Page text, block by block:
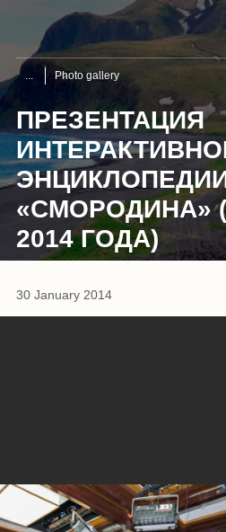
Photo gallery
ПРЕЗЕНТАЦИЯ
«СМОРОДИНА»
2014 ГОДА)
30 January 2014